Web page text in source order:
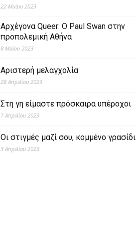
22 Μαΐου 2023
Αρχέγονα Queer: O Paul Swan στην
προπολεμική Αθήνα
8 Μαΐου 2023
Αριστερή μελαγχολία
28 Απριλίου 2023
Στη γη είμαστε πρόσκαιρα υπέροχοι
7 Απριλίου 2023
Οι στιγμές μαζί σου, κομμένο γρασίδι
3 Απριλίου 2023